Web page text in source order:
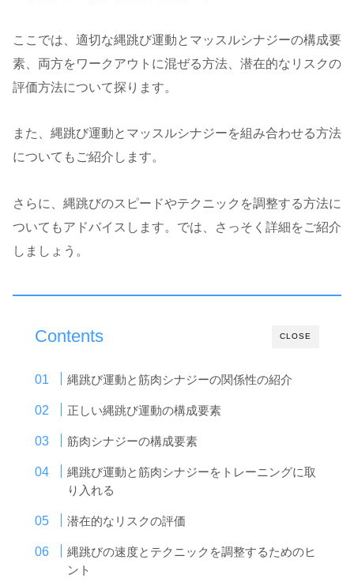
ここでは、適切な縄跳び運動とマッスルシナジーの構成要
素、両方をワークアウトに混ぜる方法、潜在的なリスクの
評価方法について探ります。
また、縄跳び運動とマッスルシナジーを組み合わせる方法
についてもご紹介します。
さらに、縄跳びのスピードやテクニックを調整する方法に
ついてもアドバイスします。では、さっそく詳細をご紹介
しましょう。
CLOSE
Contents
縄跳び運動と筋肉シナジーの関係性の紹介
正しい縄跳び運動の構成要素
筋肉シナジーの構成要素
縄跳び運動と筋肉シナジーをトレーニングに取
り入れる
潜在的なリスクの評価
縄跳びの速度とテクニックを調整するためのヒ
ント